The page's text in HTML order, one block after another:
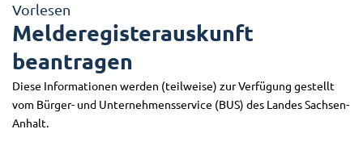
Vorlesen
Melderegisterauskunft
beantragen
Diese Informationen werden (teilweise) zur Verfügung gestellt
vom Bürger- und Unternehmensservice (BUS) des Landes Sachsen-
Anhalt.